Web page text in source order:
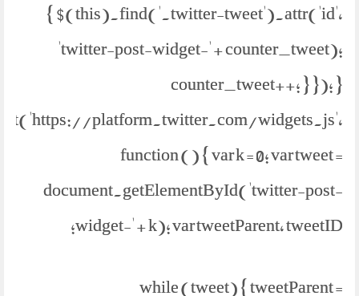
{ $(this).find('.twitter-tweet').attr('id',
'twitter-post-widget-' + counter_tweet);
counter_tweet++; } }); }
platform.twitter.com/widgets.js',
function () { var k = 0; var tweet =
document.getElementById('twitter-post-
widget-' + k); var tweetParent, tweetID;
while (tweet) { tweetParent =